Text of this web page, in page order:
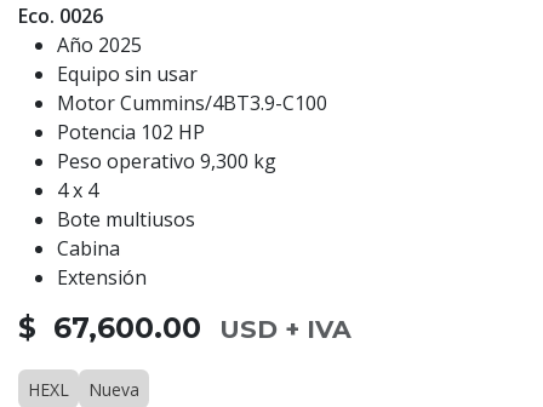
Eco. 0026
Año 2025
Equipo sin usar
Motor Cummins/4BT3.9-C100
Potencia 102 HP
Peso operativo 9,300 kg
4 x 4
Bote multiusos
Cabina
Extensión
$ 67,600.00 USD + IVA
HEXL Nueva